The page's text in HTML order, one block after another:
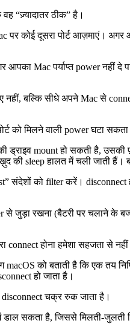
“ज़्यादातर ठीक” है।
पर कोई दूसरा पोर्ट आज़माएं।
Mac पर्याप्त power नहीं
नहीं, बल्कि सीधे अपने Mac से
को मिलने वाली power घटा
ड्राइव mount हो सकती है,
sleep हालत में चली जाती हैं।
संदेशों को filter करें।
जुड़ा रखना (बैटरी पर चलाने के
होना हमेशा सहजता से नहीं
को बताती है कि एक तय
हो जाता है।
disconnect चक्र रुक जाता है।
डाल सकता है, जिससे मिलती-जुलती